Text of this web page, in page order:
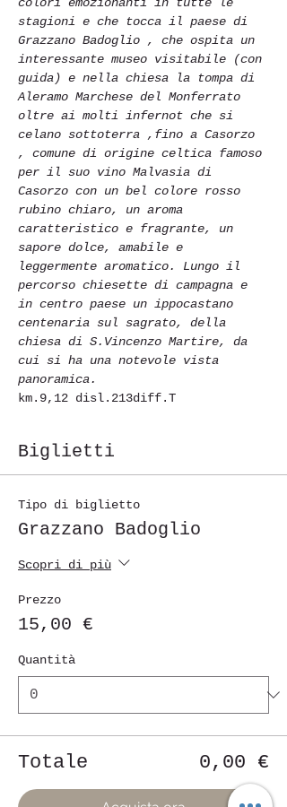
stagioni e che tocca il paese di
Grazzano Badoglio , che ospita un
interessante museo visitabile (con
guida) e nella chiesa la tompa di
Aleramo Marchese del Monferrato
oltre ai molti infernot che si
celano sottoterra ,fino a Casorzo
, comune di origine celtica famoso
per il suo vino Malvasia di
Casorzo con un bel colore rosso
rubino chiaro, un aroma
caratteristico e fragrante, un
sapore dolce, amabile e
leggermente aromatico. Lungo il
percorso chiesette di campagna e
in centro paese un ippocastano
centenaria sul sagrato, della
chiesa di S.Vincenzo Martire, da
cui si ha una notevole vista
panoramica.
km.9,12 disl.213diff.T
Biglietti
Tipo di biglietto
Grazzano Badoglio
Scopri di più
Prezzo
15,00 €
Quantità
Totale 0,00 €